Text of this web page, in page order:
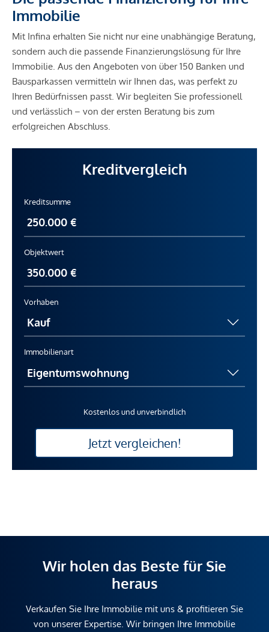
Immobilie
Mit Infina erhalten Sie nicht nur eine unabhängige Beratung,
sondern auch die passende Finanzierungslösung für Ihre
Immobilie. Aus den Angeboten von über 150 Banken und
Bausparkassen vermitteln wir Ihnen das, was perfekt zu
Ihren Bedürfnissen passt. Wir begleiten Sie professionell
und verlässlich – von der ersten Beratung bis zum
erfolgreichen Abschluss.
Kreditvergleich
Kreditsumme
Objektwert
Vorhaben
Immobilienart
Kostenlos und unverbindlich
Jetzt vergleichen!
Wir holen das Beste für Sie
heraus
Verkaufen Sie Ihre Immobilie mit uns & profitieren Sie
von unserer Expertise. Wir bringen Ihre Immobilie